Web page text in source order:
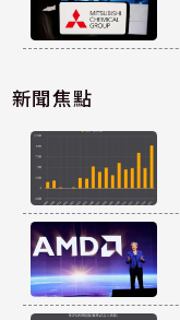
新聞焦點